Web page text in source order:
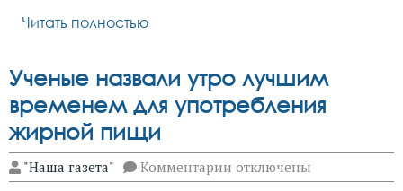
Читать полностью
Ученые назвали утро лучшим
временем для употребления
жирной пищи
"Наша газета" Комментарии к
записи
отключены